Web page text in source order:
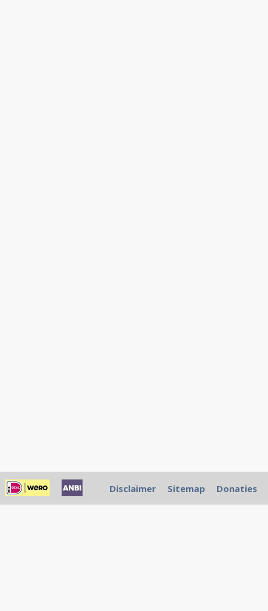
Disclaimer Sitemap Donaties